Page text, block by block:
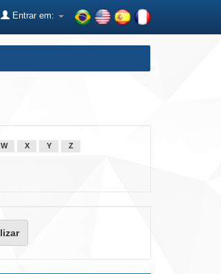
Entrar em:
W X Y Z